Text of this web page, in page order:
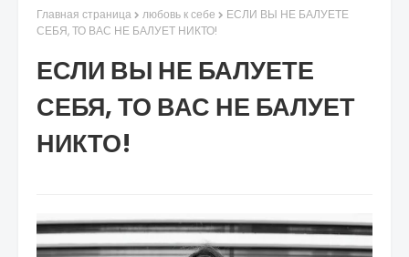
Главная страница любовь к себе
ЕСЛИ ВЫ НЕ БАЛУЕТЕ
СЕБЯ, ТО ВАС НЕ БАЛУЕТ НИКТО!
ЕСЛИ ВЫ НЕ БАЛУЕТЕ
СЕБЯ, ТО ВАС НЕ БАЛУЕТ
НИКТО!